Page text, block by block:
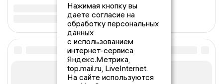
Нажимая кнопку вы
даете согласие на
обработку персональных
данных
с использованием
интернет-сервиса
Яндекс.Метрика,
top.mail.ru, LiveInternet.
На сайте используются